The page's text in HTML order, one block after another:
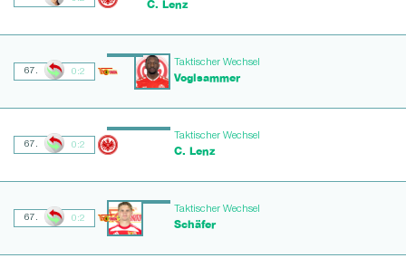
C. Lenz
67. 0:2
Taktischer Wechsel
Voglsammer
67. 0:2
Taktischer Wechsel
C. Lenz
67. 0:2
Taktischer Wechsel
Schäfer